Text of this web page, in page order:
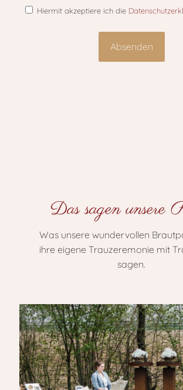
Hiermit akzeptiere ich die
Das sagen unsere
Was unsere wundervollen
ihre eigene Trauzeremonie mit
sagen.